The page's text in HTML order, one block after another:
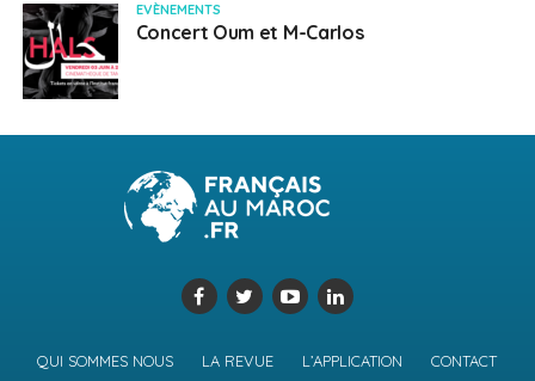
EVÈNEMENTS
Concert Oum et M-Carlos
QUI SOMMES NOUS LA REVUE L’APPLICATION CONTACT